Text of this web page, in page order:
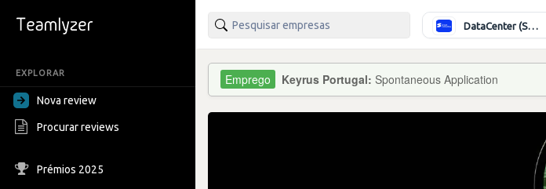
EXPLORAR
Nova review
Procurar reviews
Prémios 2025
DataCenter (Switching/Routing) Sénior
Keyrus Portugal: Spontaneous Application